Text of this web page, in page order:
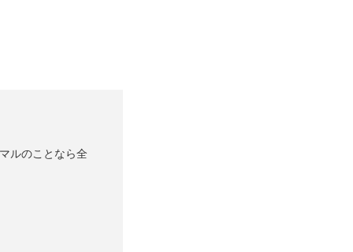
ルのことなら全